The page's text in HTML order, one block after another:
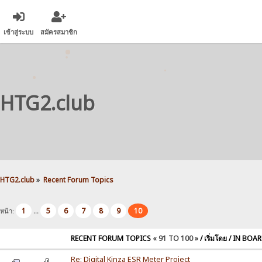
เข้าสู่ระบบ สมัครสมาชิก
HTG2.club
HTG2.club» Recent Forum Topics
หน้า: 1 ... 5 6 7 8 9 10
RECENT FORUM TOPICS « 91 TO 100 »/ เริ่มโดย / IN
Re: Digital Kinza ESR Meter Project